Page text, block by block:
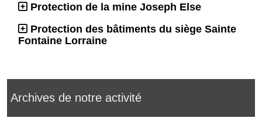
Protection de la mine Joseph Else
Protection des bâtiments du siège Sainte
Fontaine Lorraine
Archives de notre activité